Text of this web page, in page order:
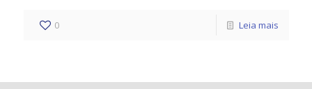
0 Leia mais